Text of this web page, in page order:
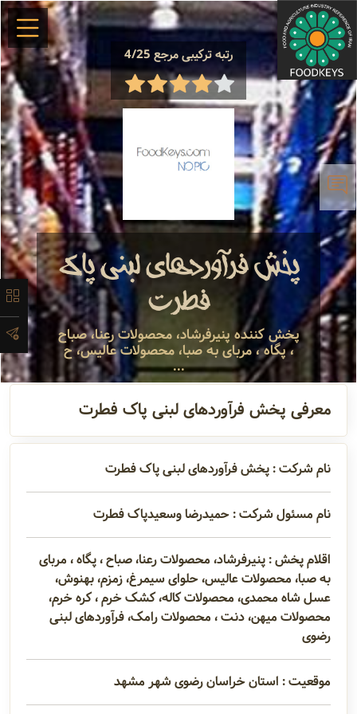
رتبه ترکیبی مرجع 4/25
پخش فرآوردهای لبنی پاک
فطرت
پخش کننده پنیرفرشاد، محصولات رعنا، صباح
، پگاه ، مربای به صبا، محصولات عالیس، ح
...
×
معرفی
تاریخچه
لیست
محصولات
آدرس و
اطلاعات
تماس
مدیران و
مسئولین
گالری
سابقه
شرکت
معرفی پخش فرآوردهای لبنی پاک فطرت
نام شرکت : پخش فرآوردهای لبنی پاک فطرت
نام مسئول شرکت : حمیدرضا وسعیدپاک فطرت
اقلام پخش : پنیرفرشاد، محصولات رعنا، صباح ، پگاه ، مربای
به صبا، محصولات عالیس، حلوای سیمرغ، زمزم، بهنوش،
عسل شاه محمدی، محصولات کاله، کشک خرم ، کره خرم،
محصولات میهن، دنت ، محصولات رامک، فرآوردهای لبنی
رضوی
موقعیت : استان خراسان رضوی شهر مشهد